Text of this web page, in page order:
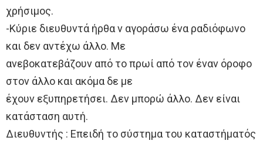
χρήσιμος.
-Κύριε διευθυντά ήρθα ν αγοράσω ένα ραδιόφωνο
και δεν αντέχω άλλο. Με
ανεβοκατεβάζουν από το πρωί από τον έναν όροφο
στον άλλο και ακόμα δε με
έχουν εξυπηρετήσει. Δεν μπορώ άλλο. Δεν είναι
κατάσταση αυτή.
Διευθυντής : Επειδή το σύστημα του καταστήματός